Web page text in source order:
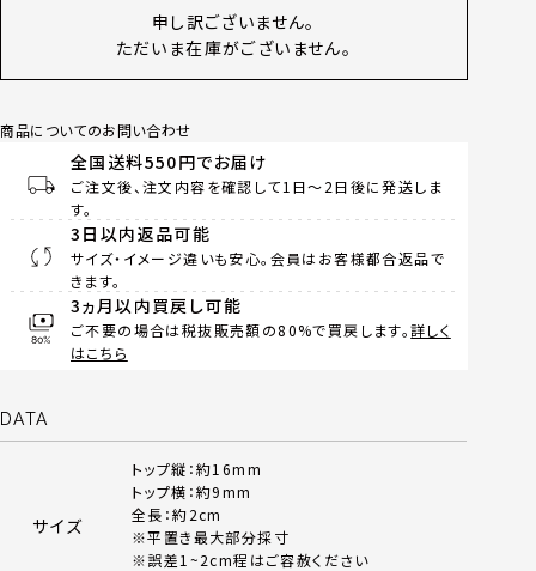
申し訳ございません。
ただいま在庫がございません。
商品についてのお問い合わせ
全国送料550円でお届け
ご注文後、注文内容を確認して1日～2日後に発送しま
す。
3日以内返品可能
サイズ・イメージ違いも安心。会員はお客様都合返品で
きます。
3ヵ月以内買戻し可能
ご不要の場合は税抜販売額の80%で買戻します。詳しく
はこちら
DATA
サイズ
トップ縦：約16mm
トップ横：約9mm
全長：約2cm
※平置き最大部分採寸
※誤差1~2cm程はご容赦ください